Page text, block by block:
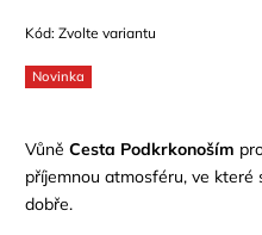
Kód: Zvolte variantu
Novinka
Vůně Cesta Podkrkonoším
příjemnou atmosféru, ve
dobře.